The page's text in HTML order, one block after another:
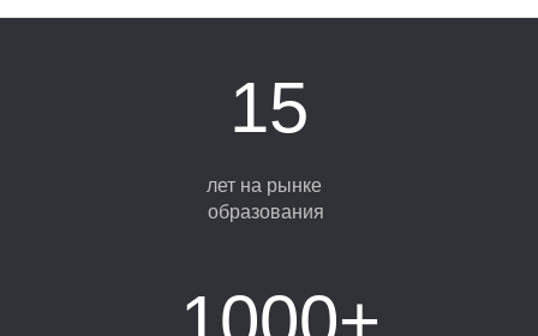
15
лет на рынке
образования